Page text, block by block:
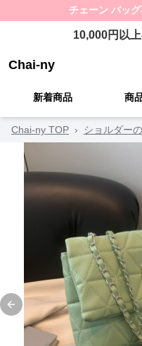
チェーン バッグ
10,000円以
Chai-ny
新着商品 商
Chai-ny TOP › ショルダー
Previous slide